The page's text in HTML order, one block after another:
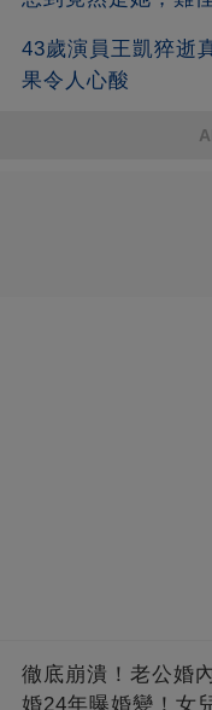
43歲演員王凱猝逝
果令人心酸
徹底崩潰！老公婚
婚24年曝婚變！女